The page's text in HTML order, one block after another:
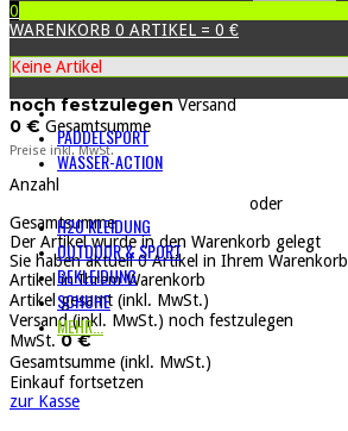
0
WARENKORB 0 ARTIKEL = 0 €
Keine Artikel
noch festzulegenVersand
0 € Gesamtsumme
Preise inkl. MwSt.
oder
Anzahl
Gesamtsumme
Der Artikel wurde in den Warenkorb gelegt
Sie haben aktuell0Artikel in Ihrem Warenkorb
Artikel in Ihrem Warenkorb
Artikel gesamt (inkl. MwSt.)
Versand (inkl. MwSt.) noch festzulegen
MwSt. 0 €
Gesamtsumme (inkl. MwSt.)
Einkauf fortsetzen
zur Kasse
PADDELSPORT
WASSER-ACTION
H2O KLEIDUNG
OUTDOOR & SPORT
BEKLEIDUNG
SCHUHE
MEHR...